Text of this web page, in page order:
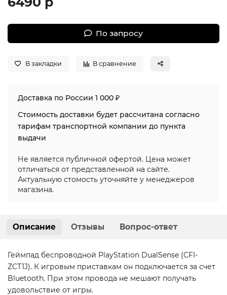
По запросу
В закладки В сравнение
Доставка по России 1 000 ₽
Стоимость доставки будет рассчитана согласно
тарифам транспортной компании до пункта
выдачи
Не является публичной офертой. Цена может
отличаться от представленной на сайте.
Актуальную стомость уточняйте у менеджеров
магазина.
Описание Отзывы Вопрос-ответ
Геймпад беспроводной PlayStation DualSense (CFI-
ZCT1J). К игровым приставкам он подключается за счет
Bluetooth. При этом провода не мешают получать
удовольствие от игры.